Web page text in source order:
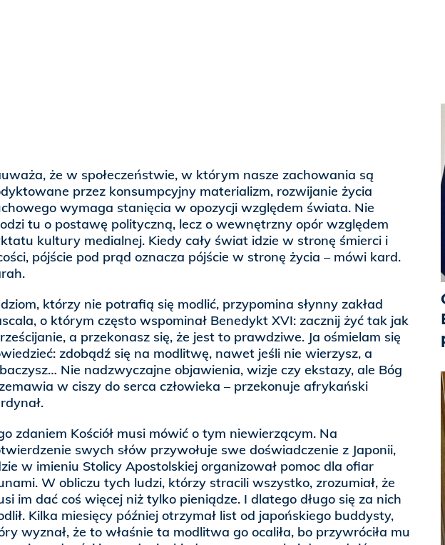
że w społeczeństwie, w którym nasze zachowania są
przez konsumpcyjny materializm, rozwijanie życia
wymaga stanięcia w opozycji względem świata. Nie
tu o postawę polityczną, lecz o wewnętrzny opór względem
kultury medialnej. Kiedy cały świat idzie w stronę śmierci i
pójście pod prąd oznacza pójście w stronę życia – mówi kard.
którzy nie potrafią się modlić, przypomina słynny zakład
o którym często wspominał Benedykt XVI: zacznij żyć tak jak
a przekonasz się, że jest to prawdziwe. Ja ośmielam się
zdobądź się na modlitwę, nawet jeśli nie wierzysz, a
Nie nadzwyczajne objawienia, wizje czy ekstazy, ale Bóg
w ciszy do serca człowieka – przekonuje afrykański
zdaniem Kościół musi mówić o tym niewierzącym. Na
swych słów przywołuje swe doświadczenie z Japonii,
w imieniu Stolicy Apostolskiej organizował pomoc dla ofiar
W obliczu tych ludzi, którzy stracili wszystko, zrozumiał, że
im dać coś więcej niż tylko pieniądze. I dlatego długo się za nich
Kilka miesięcy później otrzymał list od japońskiego buddysty,
wyznał, że to właśnie ta modlitwa go ocaliła, bo przywróciła mu